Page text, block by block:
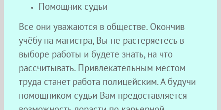
Помощник судьи
Все они уважаются в обществе. Окончив
учёбу на магистра, Вы не растеряетесь в
выборе работы и будете знать, на что
рассчитывать. Привлекательным местом
труда станет работа полицейским. А будучи
помощником судьи Вам предоставляется